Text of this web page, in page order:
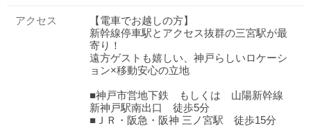
アクセス
【電車でお越しの方】
新幹線停車駅とアクセス抜群の三宮駅が最
寄り！
遠方ゲストも嬉しい、神戸らしいロケーシ
ョン×移動安心の立地
■神戸市営地下鉄 もしくは 山陽新幹線
新神戸駅南出口 徒歩5分
■ＪＲ・阪急・阪神 三ノ宮駅 徒歩15分